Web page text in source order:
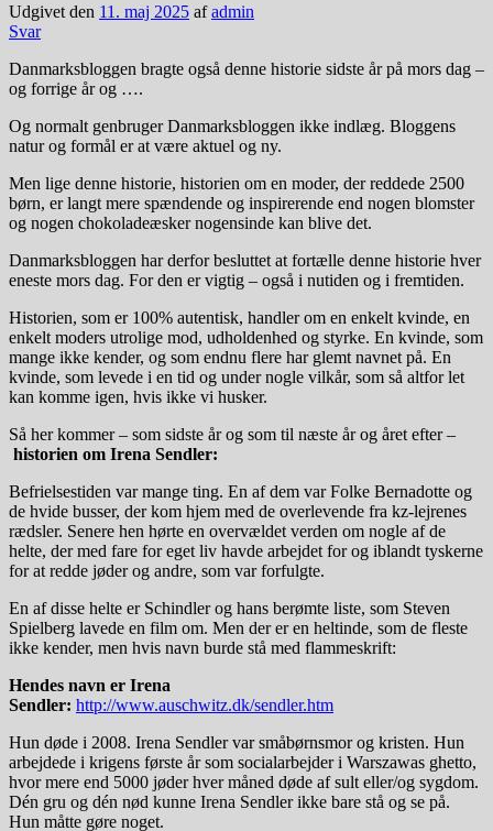
Udgivet den 11. maj 2025 afadmin
Svar
Danmarksbloggen bragte også denne historie sidste år på mors dag –
og forrige år og ….
Og normalt genbruger Danmarksbloggen ikke indlæg. Bloggens
natur og formål er at være aktuel og ny.
Men lige denne historie, historien om en moder, der reddede 2500
børn, er langt mere spændende og inspirerende end nogen blomster
og nogen chokoladeæsker nogensinde kan blive det.
Danmarksbloggen har derfor besluttet at fortælle denne historie hver
eneste mors dag. For den er vigtig – også i nutiden og i fremtiden.
Historien, som er 100% autentisk, handler om en enkelt kvinde, en
enkelt moders utrolige mod, udholdenhed og styrke. En kvinde, som
mange ikke kender, og som endnu flere har glemt navnet på. En
kvinde, som levede i en tid og under nogle vilkår, som så altfor let
kan komme igen, hvis ikke vi husker.
Så her kommer – som sidste år og som til næste år og året efter –
historien om Irena Sendler:
Befrielsestiden var mange ting. En af dem var Folke Bernadotte og
de hvide busser, der kom hjem med de overlevende fra kz-lejrenes
rædsler. Senere hen hørte en overvældet verden om nogle af de
helte, der med fare for eget liv havde arbejdet for og iblandt tyskerne
for at redde jøder og andre, som var forfulgte.
En af disse helte er Schindler og hans berømte liste, som Steven
Spielberg lavede en film om. Men der er en heltinde, som de fleste
ikke kender, men hvis navn burde stå med flammeskrift:
Hendes navn er Irena
Sendler: http://www.auschwitz.dk/sendler.htm
Hun døde i 2008. Irena Sendler var småbørnsmor og kristen. Hun
arbejdede i krigens første år som socialarbejder i Warszawas ghetto,
hvor mere end 5000 jøder hver måned døde af sult eller/og sygdom.
Dén gru og dén nød kunne Irena Sendler ikke bare stå og se på.
Hun måtte gøre noget.